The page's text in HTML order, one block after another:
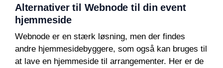
Alternativer til Webnode til din event
hjemmeside
Webnode er en stærk løsning, men der findes
andre hjemmesidebyggere, som også kan bruges til
at lave en hjemmeside til arrangementer. Her er de